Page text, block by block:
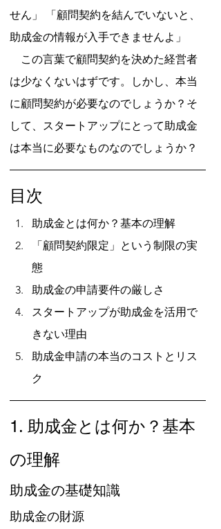
せん」 「顧問契約を結んでいないと、
助成金の情報が入手できませんよ」
この言葉で顧問契約を決めた経営者
は少なくないはずです。しかし、本当
に顧問契約が必要なのでしょうか？そ
して、スタートアップにとって助成金
は本当に必要なものなのでしょうか？
目次
助成金とは何か？基本の理解
「顧問契約限定」という制限の実
態
助成金の申請要件の厳しさ
スタートアップが助成金を活用で
きない理由
助成金申請の本当のコストとリス
ク
1. 助成金とは何か？基本
の理解
助成金の基礎知識
助成金の財源